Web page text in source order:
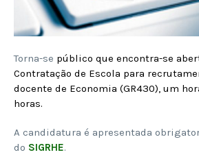
Torna-se público que encontra-se
Contratação de Escola para
docente de Economia (GR430), um
horas.
A candidatura é apresentada
do SIGRHE.